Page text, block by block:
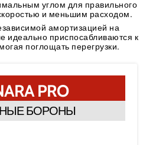
углом для правильного
и меньшим расходом.
амортизацией на
идеально приспосабливаются к
поглощать перегрузки.
PRO
БОРОНЫ